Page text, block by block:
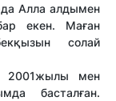
Алла алдымен
екен. Маған
солай
2001жылы мен
басталған.